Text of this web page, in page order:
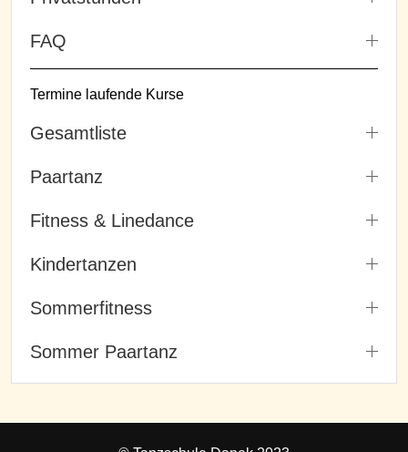
FAQ
Termine laufende Kurse
Gesamtliste
Paartanz
Fitness & Linedance
Kindertanzen
Sommerfitness
Sommer Paartanz